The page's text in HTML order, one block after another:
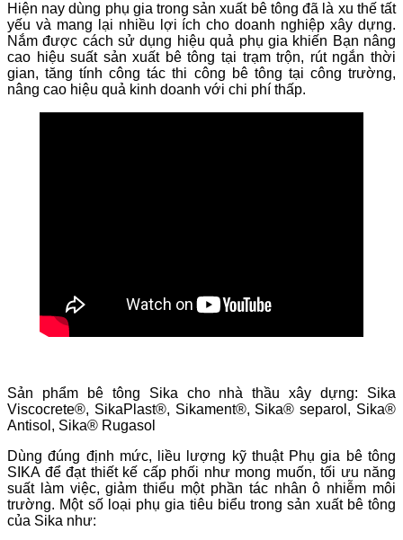
Hiện nay dùng phụ gia trong sản xuất bê tông đã là xu thế tất
yếu và mang lại nhiều lợi ích cho doanh nghiệp xây dựng.
Nắm được cách sử dụng hiệu quả phụ gia khiến Bạn nâng
cao hiệu suất sản xuất bê tông tại trạm trộn, rút ngắn thời
gian, tăng tính công tác thi công bê tông tại công trường,
nâng cao hiệu quả kinh doanh với chi phí thấp.
Sản phẩm bê tông Sika cho nhà thầu xây dựng: Sika
Viscocrete®, SikaPlast®, Sikament®, Sika® separol, Sika®
Antisol, Sika® Rugasol
Dùng đúng định mức, liều lượng kỹ thuật Phụ gia bê tông
SIKA để đạt thiết kế cấp phối như mong muốn, tối ưu năng
suất làm việc, giảm thiểu một phần tác nhân ô nhiễm môi
trường. Một số loại phụ gia tiêu biểu trong sản xuất bê tông
của Sika như: